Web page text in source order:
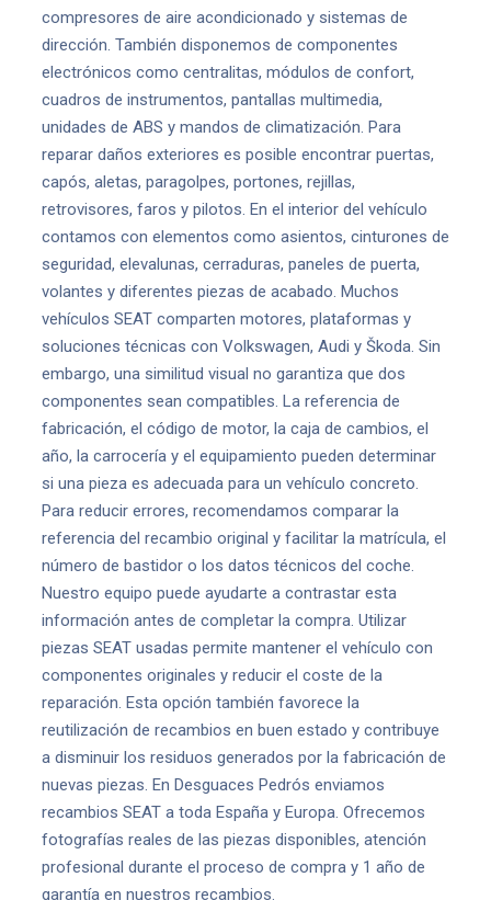
compresores de aire acondicionado y sistemas de
dirección. También disponemos de componentes
electrónicos como centralitas, módulos de confort,
cuadros de instrumentos, pantallas multimedia,
unidades de ABS y mandos de climatización. Para
reparar daños exteriores es posible encontrar puertas,
capós, aletas, paragolpes, portones, rejillas,
retrovisores, faros y pilotos. En el interior del vehículo
contamos con elementos como asientos, cinturones de
seguridad, elevalunas, cerraduras, paneles de puerta,
volantes y diferentes piezas de acabado. Muchos
vehículos SEAT comparten motores, plataformas y
soluciones técnicas con Volkswagen, Audi y Škoda. Sin
embargo, una similitud visual no garantiza que dos
componentes sean compatibles. La referencia de
fabricación, el código de motor, la caja de cambios, el
año, la carrocería y el equipamiento pueden determinar
si una pieza es adecuada para un vehículo concreto.
Para reducir errores, recomendamos comparar la
referencia del recambio original y facilitar la matrícula, el
número de bastidor o los datos técnicos del coche.
Nuestro equipo puede ayudarte a contrastar esta
información antes de completar la compra. Utilizar
piezas SEAT usadas permite mantener el vehículo con
componentes originales y reducir el coste de la
reparación. Esta opción también favorece la
reutilización de recambios en buen estado y contribuye
a disminuir los residuos generados por la fabricación de
nuevas piezas. En Desguaces Pedrós enviamos
recambios SEAT a toda España y Europa. Ofrecemos
fotografías reales de las piezas disponibles, atención
profesional durante el proceso de compra y 1 año de
garantía en nuestros recambios.